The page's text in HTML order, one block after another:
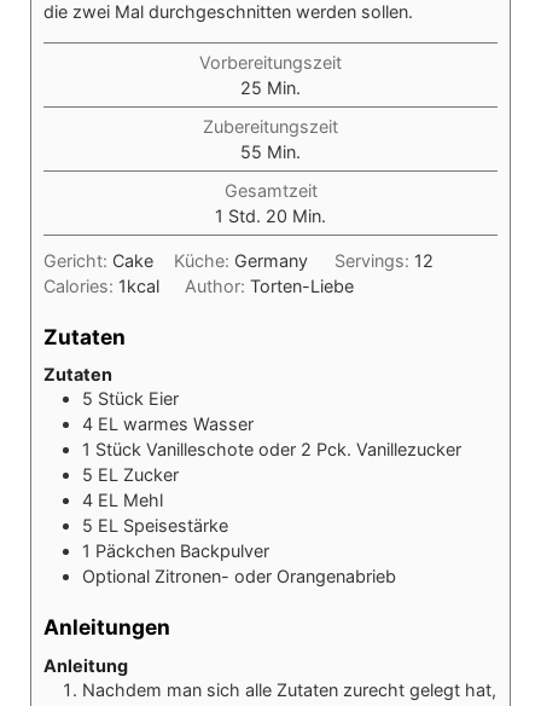
die zwei Mal durchgeschnitten werden sollen.
Vorbereitungszeit
25 Minuten
Min.
Zubereitungszeit
55 Minuten
Min.
Gesamtzeit
1 Stunde
Std. 20 Minuten
Min.
Gericht: Cake Küche: Germany Servings: 12
Calories: 1kcal Author:Torten-Liebe
Zutaten
Zutaten
5 Stück Eier
4 EL warmes Wasser
1 Stück Vanilleschote oder 2 Pck. Vanillezucker
5 EL Zucker
4 EL Mehl
5 EL Speisestärke
1 Päckchen Backpulver
Optional Zitronen- oder Orangenabrieb
Anleitungen
Anleitung
Nachdem man sich alle Zutaten zurecht gelegt hat,